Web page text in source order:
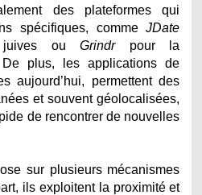
des plateformes qui
spécifiques, commeJDate
juives ouGrindrpour la
De plus, les applications de
aujourd’hui, permettent des
et souvent géolocalisées,
de rencontrer de nouvelles
sur plusieurs mécanismes
ils exploitent la proximité et